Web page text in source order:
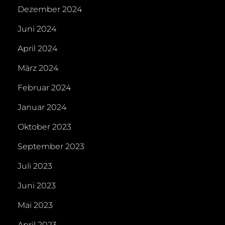
Dezember 2024
Juni 2024
April 2024
März 2024
Februar 2024
Januar 2024
Oktober 2023
September 2023
Juli 2023
Juni 2023
Mai 2023